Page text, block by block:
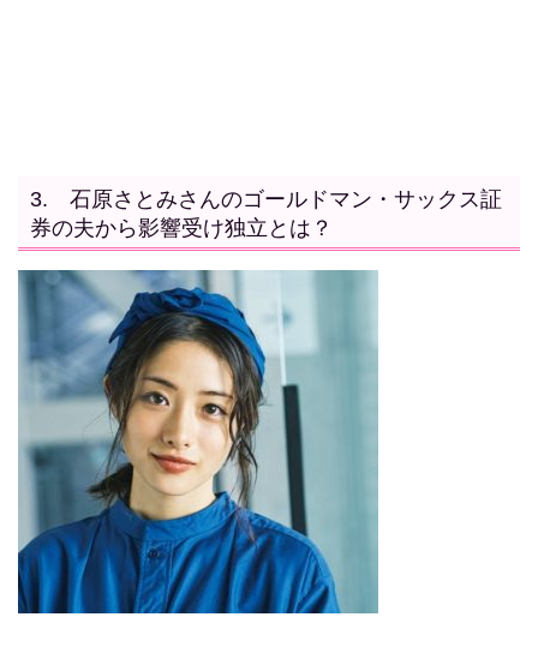
3. 石原さとみさんのゴールドマン・サックス証
券の夫から影響受け独立とは？